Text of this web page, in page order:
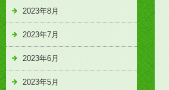
2023年8月
2023年7月
2023年6月
2023年5月